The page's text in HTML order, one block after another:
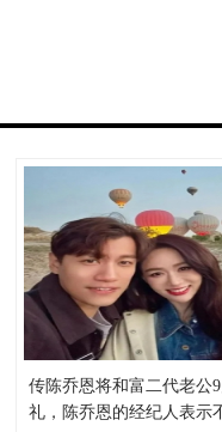
传陈乔恩将和富二代老公
礼，陈乔恩的经纪人表示